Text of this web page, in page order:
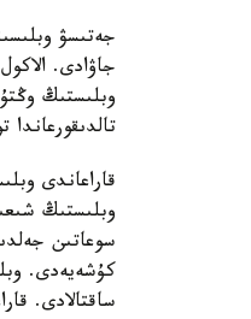
جەتىسۋ
وبلىستىڭ
قاراعاندى
وبلىستىڭ
كۇشەيەدى.
ساقتالادى.